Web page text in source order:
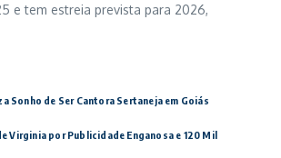
e tem estreia prevista para 2026,
Sonho de Ser Cantora Sertaneja em Goiás
Virginia por Publicidade Enganosa e 120 Mil